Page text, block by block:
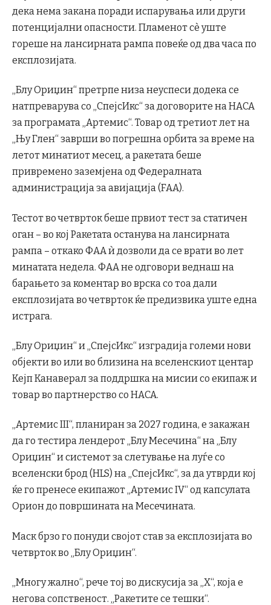
дека нема закана поради испарувања или други
потенцијални опасности. Пламенот сè уште
гореше на лансирната рампа повеќе од два часа по
експлозијата.
„Блу Ориџин“ претрпе низа неуспеси додека се
натпреварува со „СпејсИкс“ за договорите на НАСА
за програмата „Артемис“. Товар од третиот лет на
„Њу Глен“ заврши во погрешна орбита за време на
летот минатиот месец, а ракетата беше
привремено заземјена од Федералната
администрација за авијација (FAA).
Тестот во четврток беше првиот тест за статичен
оган – во кој Ракетата останува на лансирната
рампа – откако ФАА ѝ дозволи да се врати во лет
минатата недела. ФАА не одговори веднаш на
барањето за коментар во врска со тоа дали
експлозијата во четврток ќе предизвика уште една
истрага.
„Блу Ориџин“ и „СпејсИкс“ изградија големи нови
објекти во или во близина на вселенскиот центар
Кејп Канаверал за поддршка на мисии со екипаж и
товар во партнерство со НАСА.
„Артемис III“, планиран за 2027 година, е закажан
да го тестира лендерот „Блу Месечина“ на „Блу
Ориџин“ и системот за слетување на луѓе со
вселенски брод (HLS) на „СпејсИкс“, за да утврди кој
ќе го пренесе екипажот „Артемис IV“ од капсулата
Орион до површината на Месечината.
Маск брзо го понуди својот став за експлозијата во
четврток во „Блу Ориџин“.
„Многу жално“, рече тој во дискусија за „Х“, која е
негова сопственост. „Ракетите се тешки“.